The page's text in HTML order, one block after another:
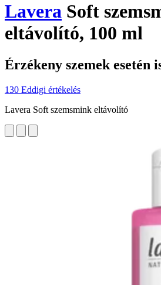
Lavera Soft
eltávolító, 100 ml
Érzékeny szemek esetén
130 Eddigi értékelés
Lavera Soft szemsmink eltávolító